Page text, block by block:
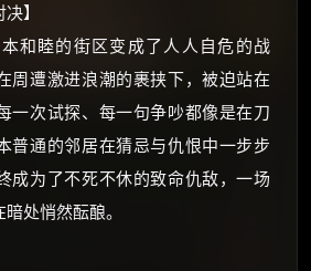
】
和睦的街区变成了人人自危的战
周遭激进浪潮的裹挟下，被迫站在
一次试探、每一句争吵都像是在刀
普通的邻居在猜忌与仇恨中一步步
成为了不死不休的致命仇敌，一场
处悄然酝酿。
外大侠？通过 Ko-fi 赐茶